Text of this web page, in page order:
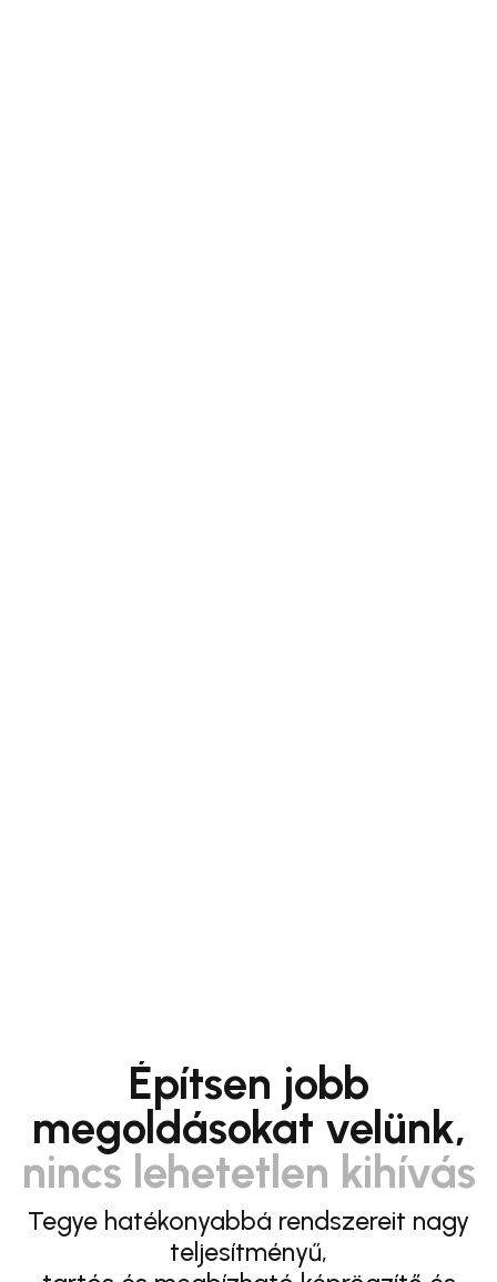
Építsen jobb
megoldásokat velünk,
nincs lehetetlen kihívás
Tegye hatékonyabbá rendszereit nagy
teljesítményű,